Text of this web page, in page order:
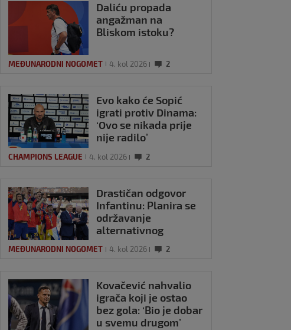
Daliću propada
angažman na
Bliskom istoku?
MEĐUNARODNI NOGOMET 4. kol 2026 2
Evo kako će Sopić
igrati protiv Dinama:
‘Ovo se nikada prije
nije radilo’
CHAMPIONS LEAGUE 4. kol 2026 2
Drastičan odgovor
Infantinu: Planira se
održavanje
alternativnog
MEĐUNARODNI NOGOMET 4. kol 2026 2
Kovačević nahvalio
igrača koji je ostao
bez gola: ‘Bio je dobar
u svemu drugom’